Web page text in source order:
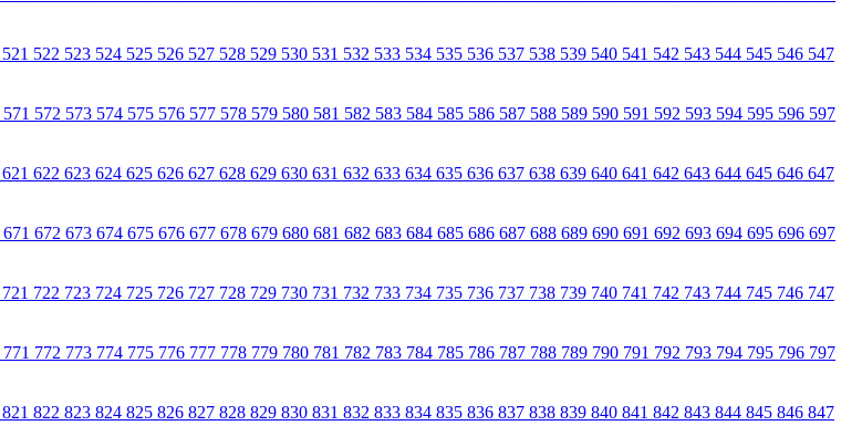
521 522 523 524 525 526 527 528 529 530 531 532 533 534 535 536 537 538 539 540 541 542 543 544 545 546 547
571 572 573 574 575 576 577 578 579 580 581 582 583 584 585 586 587 588 589 590 591 592 593 594 595 596 597
621 622 623 624 625 626 627 628 629 630 631 632 633 634 635 636 637 638 639 640 641 642 643 644 645 646 647
671 672 673 674 675 676 677 678 679 680 681 682 683 684 685 686 687 688 689 690 691 692 693 694 695 696 697
721 722 723 724 725 726 727 728 729 730 731 732 733 734 735 736 737 738 739 740 741 742 743 744 745 746 747
771 772 773 774 775 776 777 778 779 780 781 782 783 784 785 786 787 788 789 790 791 792 793 794 795 796 797
821 822 823 824 825 826 827 828 829 830 831 832 833 834 835 836 837 838 839 840 841 842 843 844 845 846 847